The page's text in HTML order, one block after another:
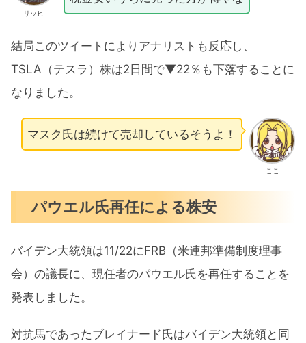
リッヒ
結局このツイートによりアナリストも反応し、
TSLA（テスラ）株は2日間で▼22％も下落することに
なりました。
ここ
マスク氏は続けて売却しているそうよ！
パウエル氏再任による株安
バイデン大統領は11/22にFRB（米連邦準備制度理事
会）の議長に、現任者のパウエル氏を再任することを
発表しました。
対抗馬であったブレイナード氏はバイデン大統領と同